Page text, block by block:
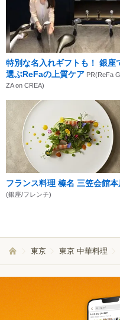
特別な名入れギフトも！ 銀座
選ぶReFaの上質ケア PR(ReFa
ZA on CREA)
フランス料理 榛名 三笠会館本
(銀座/フレンチ)
東京 東京 中華料理